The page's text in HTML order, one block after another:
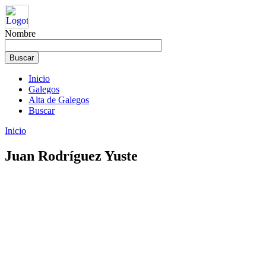
Nombre
Inicio
Galegos
Alta de Galegos
Buscar
Inicio
Juan Rodríguez Yuste